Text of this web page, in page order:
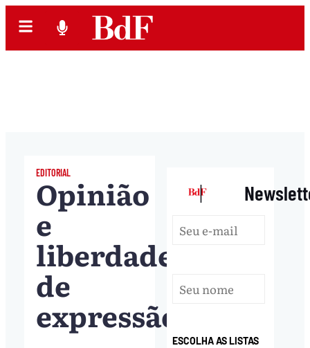
EDITORIAL
Opinião
e
liberdade
de
expressão
|
ESCOLHA AS LISTAS